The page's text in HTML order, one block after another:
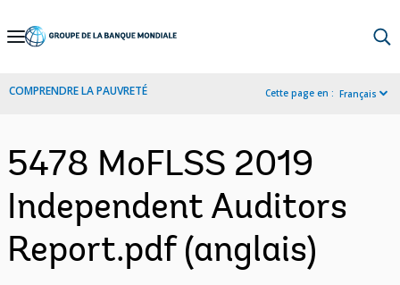
Skip
Navigation
COMPRENDRE LA PAUVRETÉ Cette page en : Français
5478 MoFLSS 2019
Independent Auditors
Report.pdf (anglais)